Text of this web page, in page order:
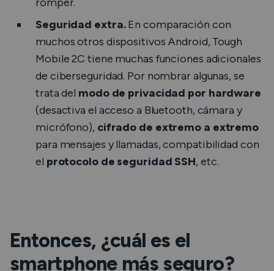
Seguridad extra.En comparación con
muchos otros dispositivos Android, Tough
Mobile 2C tiene muchas funciones adicionales
de ciberseguridad. Por nombrar algunas, se
trata del modo de privacidad por hardware
(desactiva el acceso a Bluetooth, cámara y
micrófono), cifrado de extremo a extremo
para mensajes y llamadas, compatibilidad con
el protocolo de seguridad SSH, etc.
Entonces, ¿cuál es el
smartphone más seguro?